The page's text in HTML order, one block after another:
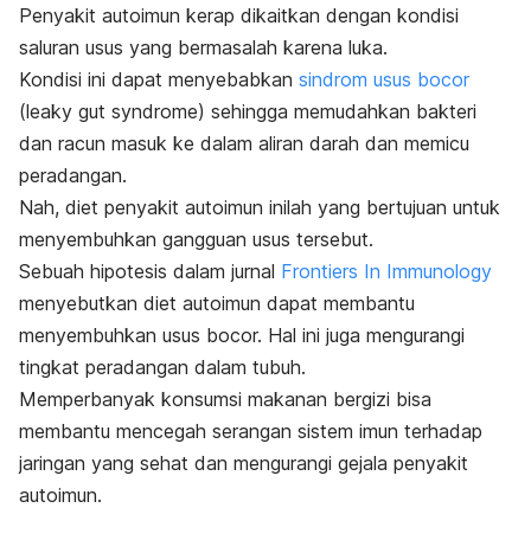
Penyakit autoimun kerap dikaitkan dengan kondisi
saluran usus yang bermasalah karena luka.
Kondisi ini dapat menyebabkan sindrom usus bocor
(leaky gut syndrome) sehingga memudahkan bakteri
dan racun masuk ke dalam aliran darah dan memicu
peradangan.
Nah, diet penyakit autoimun inilah yang bertujuan untuk
menyembuhkan gangguan usus tersebut.
Sebuah hipotesis dalam jurnal Frontiers In Immunology
menyebutkan diet autoimun dapat membantu
menyembuhkan usus bocor. Hal ini juga mengurangi
tingkat peradangan dalam tubuh.
Memperbanyak konsumsi makanan bergizi bisa
membantu mencegah serangan sistem imun terhadap
jaringan yang sehat dan mengurangi gejala penyakit
autoimun.